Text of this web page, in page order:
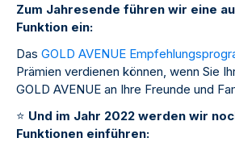
Zum Jahresende führen wir eine
Funktion ein:
Das GOLD AVENUE
Prämien verdienen können, wenn Sie
GOLD AVENUE an Ihre Freunde und
⭐ Und im Jahr 2022 werden wir
Funktionen einführen: